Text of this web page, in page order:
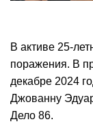
В активе 25-
поражения. В
декабре 2024
Джованну
Дело 86.